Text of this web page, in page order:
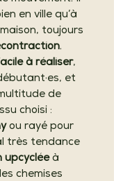
en ville qu’à
toujours
.
à réaliser,
et
de
choisi :
ou rayé pour
très tendance
upcycléeà
chemises